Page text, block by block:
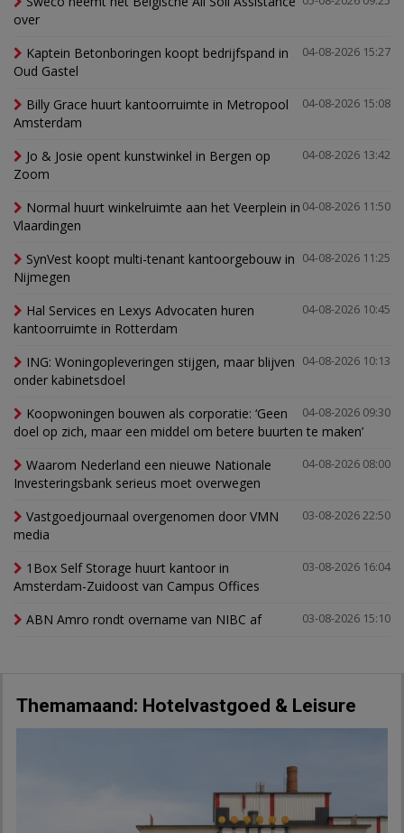
over
04-08-2026 15:27
Kaptein Betonboringen koopt bedrijfspand in
Oud Gastel
04-08-2026 15:08
Billy Grace huurt kantoorruimte in Metropool
Amsterdam
04-08-2026 13:42
Jo & Josie opent kunstwinkel in Bergen op
Zoom
04-08-2026 11:50
Normal huurt winkelruimte aan het Veerplein in
Vlaardingen
04-08-2026 11:25
SynVest koopt multi-tenant kantoorgebouw in
Nijmegen
04-08-2026 10:45
Hal Services en Lexys Advocaten huren
kantoorruimte in Rotterdam
04-08-2026 10:13
ING: Woningopleveringen stijgen, maar blijven
onder kabinetsdoel
04-08-2026 09:30
Koopwoningen bouwen als corporatie: ‘Geen
doel op zich, maar een middel om betere buurten te maken’
04-08-2026 08:00
Waarom Nederland een nieuwe Nationale
Investeringsbank serieus moet overwegen
03-08-2026 22:50
Vastgoedjournaal overgenomen door VMN
media
03-08-2026 16:04
1Box Self Storage huurt kantoor in
Amsterdam-Zuidoost van Campus Offices
03-08-2026 15:10
ABN Amro rondt overname van NIBC af
Themamaand: Hotelvastgoed & Leisure